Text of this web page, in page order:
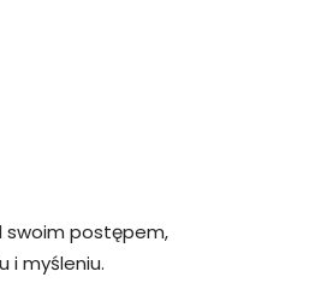
swoim postępem,
i myśleniu.